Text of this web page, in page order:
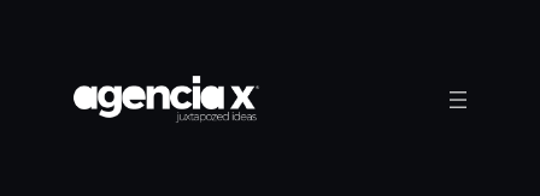
contenido